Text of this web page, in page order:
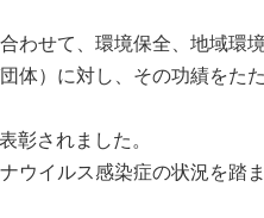
わせて、環境保全、地域環
体）に対し、その功績をた
彰されました。
ウイルス感染症の状況を踏
110件（37